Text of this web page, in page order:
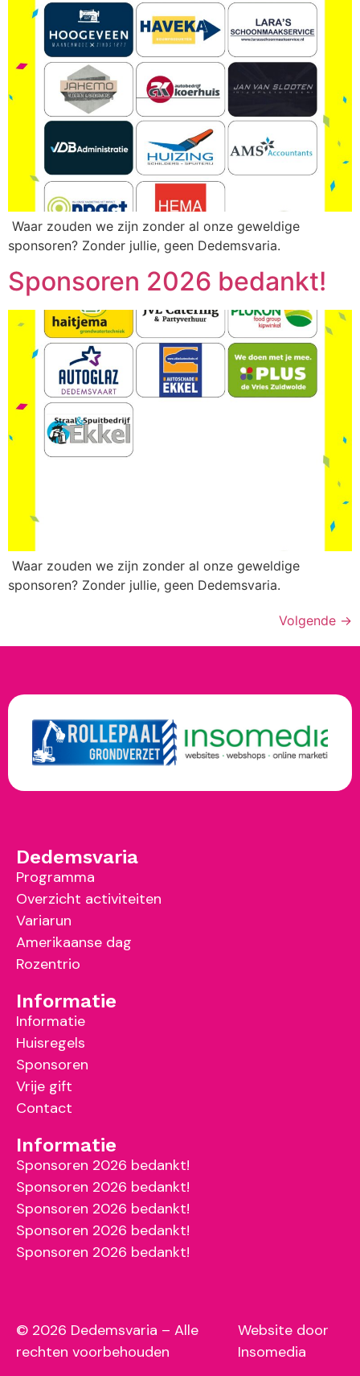
Waar zouden we zijn zonder al onze geweldige
sponsoren? Zonder jullie, geen Dedemsvaria.
Sponsoren 2026 bedankt!
Waar zouden we zijn zonder al onze geweldige
sponsoren? Zonder jullie, geen Dedemsvaria.
Volgende →
Dedemsvaria
Programma
Overzicht activiteiten
Variarun
Amerikaanse dag
Rozentrio
Informatie
Informatie
Huisregels
Sponsoren
Vrije gift
Contact
Informatie
Sponsoren 2026 bedankt!
Sponsoren 2026 bedankt!
Sponsoren 2026 bedankt!
Sponsoren 2026 bedankt!
Sponsoren 2026 bedankt!
© 2026 Dedemsvaria – Alle
rechten voorbehouden
Website door
Insomedia